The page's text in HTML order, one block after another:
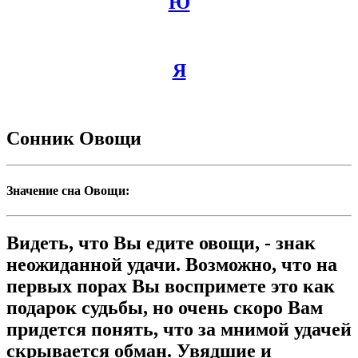
Я
Сонник Овощи
Значение сна Овощи:
Видеть, что Вы едите овощи, - знак
неожиданной удачи. Возможно, что на
первых порах Вы воспримете это как
подарок судьбы, но очень скоро Вам
придется понять, что за мнимой удачей
скрывается обман. Увядшие и